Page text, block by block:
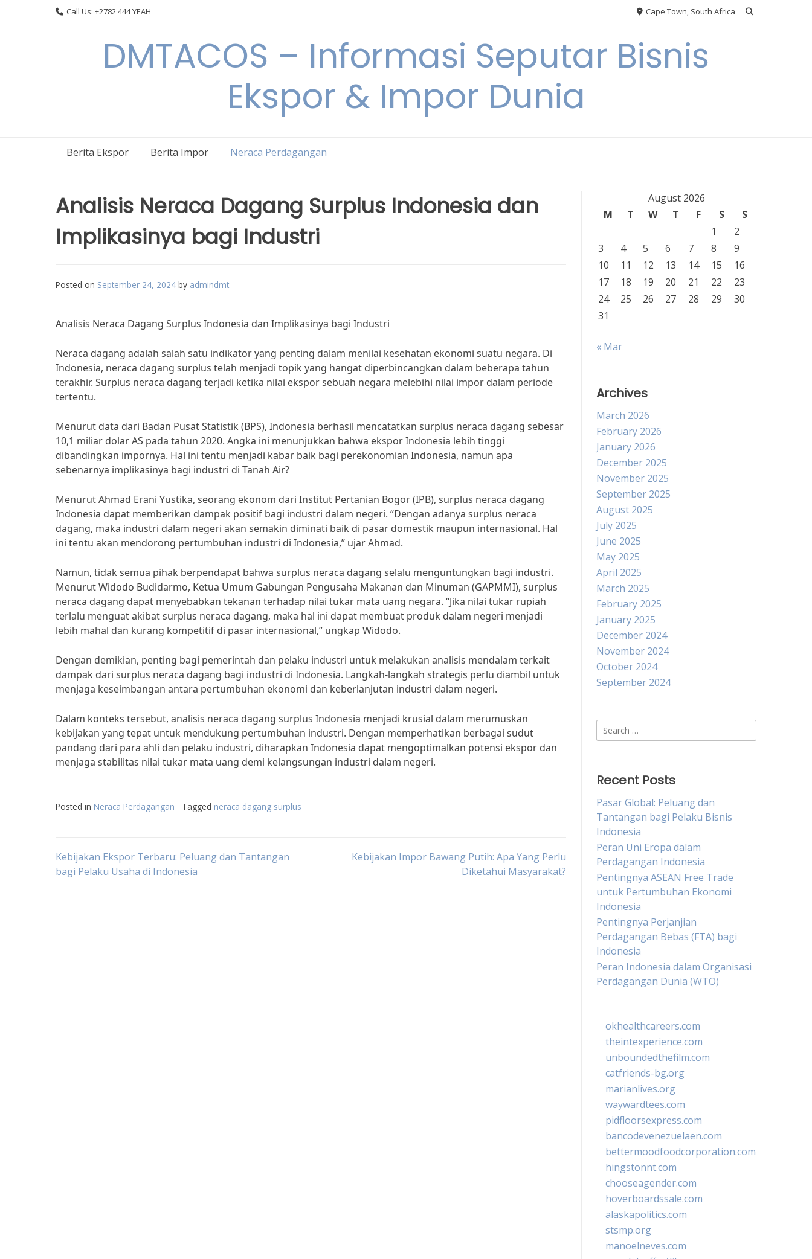
Call Us: +2782 444 YEAH Cape Town, South Africa
DMTACOS – Informasi Seputar Bisnis
Ekspor & Impor Dunia
Berita Ekspor Berita Impor Neraca Perdagangan
Analisis Neraca Dagang Surplus Indonesia dan
Implikasinya bagi Industri
Posted on September 24, 2024 by admindmt
Analisis Neraca Dagang Surplus Indonesia dan Implikasinya bagi Industri
Neraca dagang adalah salah satu indikator yang penting dalam menilai kesehatan ekonomi suatu negara. Di
Indonesia, neraca dagang surplus telah menjadi topik yang hangat diperbincangkan dalam beberapa tahun
terakhir. Surplus neraca dagang terjadi ketika nilai ekspor sebuah negara melebihi nilai impor dalam periode
tertentu.
Menurut data dari Badan Pusat Statistik (BPS), Indonesia berhasil mencatatkan surplus neraca dagang sebesar
10,1 miliar dolar AS pada tahun 2020. Angka ini menunjukkan bahwa ekspor Indonesia lebih tinggi
dibandingkan impornya. Hal ini tentu menjadi kabar baik bagi perekonomian Indonesia, namun apa
sebenarnya implikasinya bagi industri di Tanah Air?
Menurut Ahmad Erani Yustika, seorang ekonom dari Institut Pertanian Bogor (IPB), surplus neraca dagang
Indonesia dapat memberikan dampak positif bagi industri dalam negeri. “Dengan adanya surplus neraca
dagang, maka industri dalam negeri akan semakin diminati baik di pasar domestik maupun internasional. Hal
ini tentu akan mendorong pertumbuhan industri di Indonesia,” ujar Ahmad.
Namun, tidak semua pihak berpendapat bahwa surplus neraca dagang selalu menguntungkan bagi industri.
Menurut Widodo Budidarmo, Ketua Umum Gabungan Pengusaha Makanan dan Minuman (GAPMMI), surplus
neraca dagang dapat menyebabkan tekanan terhadap nilai tukar mata uang negara. “Jika nilai tukar rupiah
terlalu menguat akibat surplus neraca dagang, maka hal ini dapat membuat produk dalam negeri menjadi
lebih mahal dan kurang kompetitif di pasar internasional,” ungkap Widodo.
Dengan demikian, penting bagi pemerintah dan pelaku industri untuk melakukan analisis mendalam terkait
dampak dari surplus neraca dagang bagi industri di Indonesia. Langkah-langkah strategis perlu diambil untuk
menjaga keseimbangan antara pertumbuhan ekonomi dan keberlanjutan industri dalam negeri.
Dalam konteks tersebut, analisis neraca dagang surplus Indonesia menjadi krusial dalam merumuskan
kebijakan yang tepat untuk mendukung pertumbuhan industri. Dengan memperhatikan berbagai sudut
pandang dari para ahli dan pelaku industri, diharapkan Indonesia dapat mengoptimalkan potensi ekspor dan
menjaga stabilitas nilai tukar mata uang demi kelangsungan industri dalam negeri.
Posted in Neraca Perdagangan Tagged neraca dagang surplus
Post
Kebijakan Ekspor Terbaru: Peluang dan Tantangan
bagi Pelaku Usaha di Indonesia
Kebijakan Impor Bawang Putih: Apa Yang Perlu
Diketahui Masyarakat?
August 2026
M
T W T F S
S
1
2
3
4 5 6 7 8
9
10
11 12 13 14 15
16
17
18 19 20 21 22
23
24
25 26 27 28 29
30
31
« Mar
Archives
March 2026
February 2026
January 2026
December 2025
November 2025
September 2025
August 2025
July 2025
June 2025
May 2025
April 2025
March 2025
February 2025
January 2025
December 2024
November 2024
October 2024
September 2024
Search
for:
Recent Posts
Pasar Global: Peluang dan
Tantangan bagi Pelaku Bisnis
Indonesia
Peran Uni Eropa dalam
Perdagangan Indonesia
Pentingnya ASEAN Free Trade
untuk Pertumbuhan Ekonomi
Indonesia
Pentingnya Perjanjian
Perdagangan Bebas (FTA) bagi
Indonesia
Peran Indonesia dalam Organisasi
Perdagangan Dunia (WTO)
okhealthcareers.com
theintexperience.com
unboundedthefilm.com
catfriends-bg.org
marianlives.org
waywardtees.com
pidfloorsexpress.com
bancodevenezuelaen.com
bettermoodfoodcorporation.com
hingstonnt.com
chooseagender.com
hoverboardssale.com
alaskapolitics.com
stsmp.org
manoelneves.com